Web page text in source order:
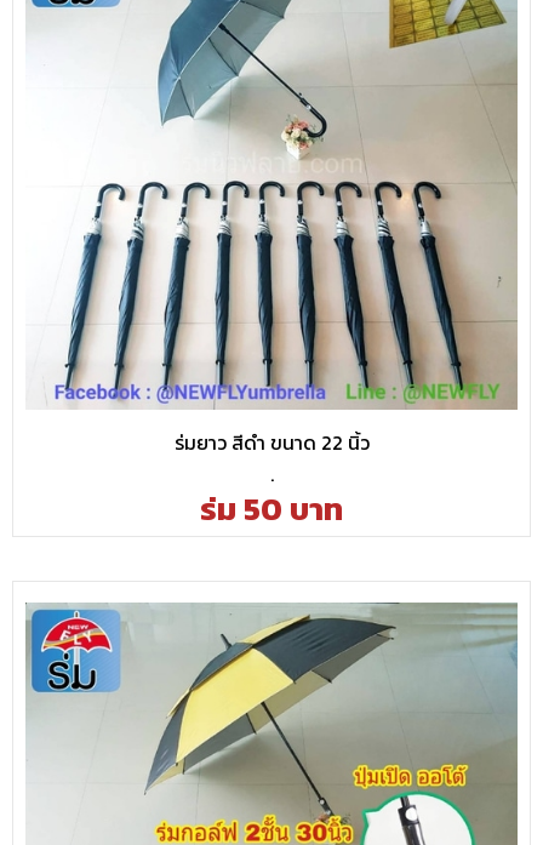
ร่มยาว สีดำ ขนาด 22 นิ้ว
.
ร่ม 50 บาท